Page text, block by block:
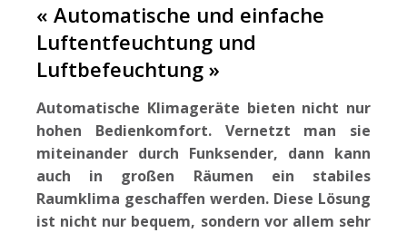
« Automatische und einfache
Luftentfeuchtung und
Luftbefeuchtung »
Automatische Klimageräte bieten nicht nur
hohen Bedienkomfort. Vernetzt man sie
miteinander durch Funksender, dann kann
auch in großen Räumen ein stabiles
Raumklima geschaffen werden. Diese Lösung
ist nicht nur bequem, sondern vor allem sehr